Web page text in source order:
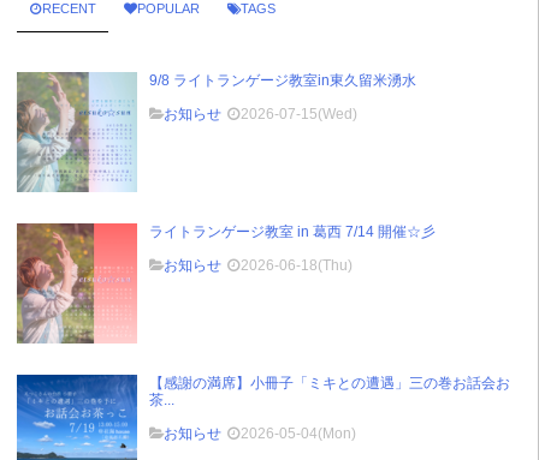
RECENT POPULAR TAGS
9/8 ライトランゲージ教室in東久留米湧水
お知らせ
2026-07-15(Wed)
ライトランゲージ教室 in 葛西 7/14 開催☆彡
お知らせ
2026-06-18(Thu)
【感謝の満席】小冊子「ミキとの遭遇」三の巻お話会お
茶...
お知らせ
2026-05-04(Mon)